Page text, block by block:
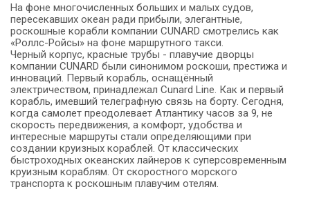
На фоне многочисленных больших и малых судов,
пересекавших океан ради прибыли, элегантные,
роскошные корабли компании CUNARD смотрелись как
«Роллс-Ройсы» на фоне маршрутного такси.
Черный корпус, красные трубы - плавучие дворцы
компании CUNARD были синонимом роскоши, престижа и
инноваций. Первый корабль, оснащённый
электричеством, принадлежал Cunard Line. Как и первый
корабль, имевший телеграфную связь на борту. Сегодня,
когда самолет преодолевает Атлантику часов за 9, не
скорость передвижения, а комфорт, удобства и
интересные маршруты стали определяющими при
создании круизных кораблей. От классических
быстроходных океанских лайнеров к суперсовременным
круизным кораблям. От скоростного морского
транспорта к роскошным плавучим отелям.